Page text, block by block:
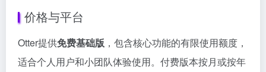
价格与平台
Otter提供免费基础版 ，包含核心功能的有限使用额度，
适合个人用户和小团队体验使用。付费版本按月或按年